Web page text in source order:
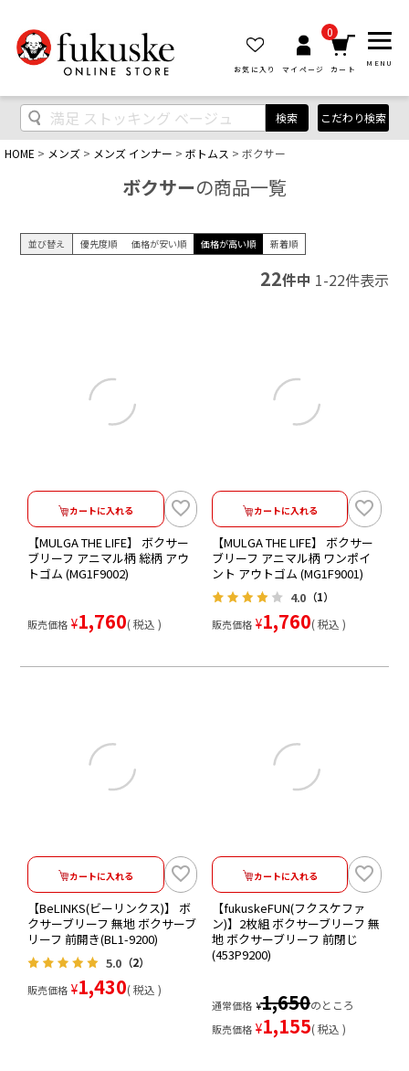
お気に入り マイページ
0
カート
MENU
検索 こだわり検索
HOME メンズ メンズ インナー ボトムス ボクサー
ボクサーの商品一覧
並び替え 優先度順 価格が安い順 価格が高い順 新着順
22件中 1-22件表示
カートに入れる
【MULGA THE LIFE】 ボクサー
ブリーフ アニマル柄 総柄 アウ
トゴム (MG1F9002)
販売価格 ¥1,760 税込
カートに入れる
【MULGA THE LIFE】 ボクサー
ブリーフ アニマル柄 ワンポイ
ント アウトゴム (MG1F9001)
4.0 （1）
販売価格 ¥1,760 税込
カートに入れる
【BeLINKS(ビーリンクス)】 ボ
クサーブリーフ 無地 ボクサーブ
リーフ 前開き(BL1-9200)
5.0 （2）
販売価格 ¥1,430 税込
カートに入れる
【fukuskeFUN(フクスケファ
ン)】2枚組 ボクサーブリーフ 無
地 ボクサーブリーフ 前閉じ
(453P9200)
通常価格 ¥1,650のところ
販売価格 ¥1,155 税込